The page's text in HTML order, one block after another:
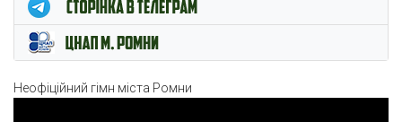
Неофіційний гімн міста Ромни